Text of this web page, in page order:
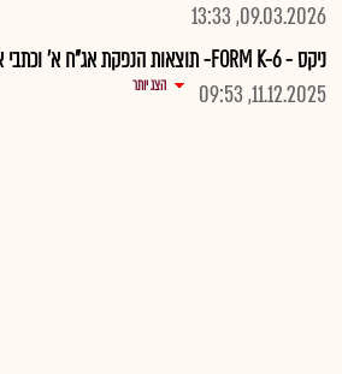
09.03.2026, 13:33
ניקס - FORM K-6- תוצאות הנפקת אג"ח א' וכתבי אופציות סדרה 1
11.12.2025, 09:53
הצג יותר